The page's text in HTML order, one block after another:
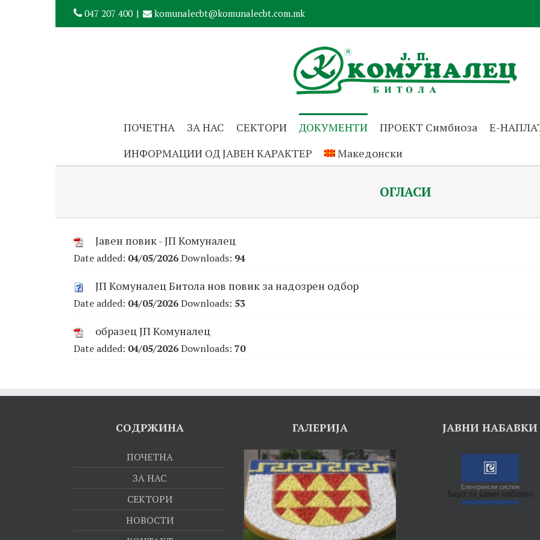
047 207 400 | komunalecbt@komunalecbt.com.mk
ПОЧЕТНА ЗА НАС СЕКТОРИ ДОКУМЕНТИ ПРОЕКТ Симбиоза
Е-
ИНФОРМАЦИИ ОД ЈАВЕН КАРАКТЕР
Македонски
ОГЛАСИ
Јавен повик - ЈП Комуналец
Date added: 04/05/2026Downloads: 94
ЈП Комуналец Битола нов повик за надозрен одбор
Date added: 04/05/2026Downloads: 53
образец ЈП Комуналец
Date added: 04/05/2026Downloads: 70
СОДРЖИНА
ПОЧЕТНА
ЗА НАС
СЕКТОРИ
НОВОСТИ
ГАЛЕРИЈА ЈАВНИ НАБАВКИ